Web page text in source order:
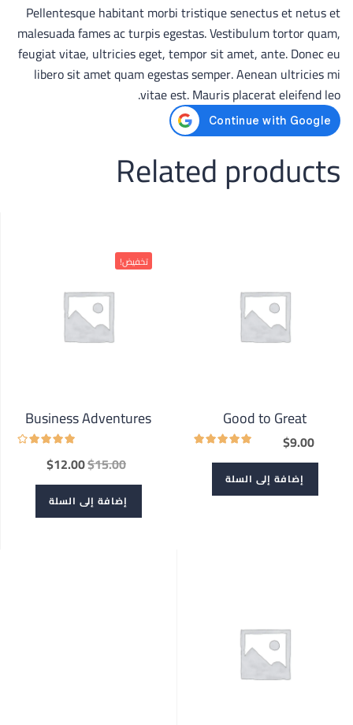
Pellentesque habitant morbi tristique senectus et netus et
malesuada fames ac turpis egestas. Vestibulum tortor quam,
feugiat vitae, ultricies eget, tempor sit amet, ante. Donec eu
libero sit amet quam egestas semper. Aenean ultricies mi
vitae est. Mauris placerat eleifend leo.
Related products
Good to Great
$9.00
إضافة إلى السلة
تخفيض!
Business Adventures
$15.00
$12.00
إضافة إلى السلة